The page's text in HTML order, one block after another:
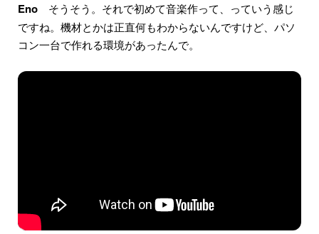
Eno
そうそう。それで初めて音楽作って、っていう感じ
ですね。機材とかは正直何もわからないんですけど、パソ
コン一台で作れる環境があったんで。